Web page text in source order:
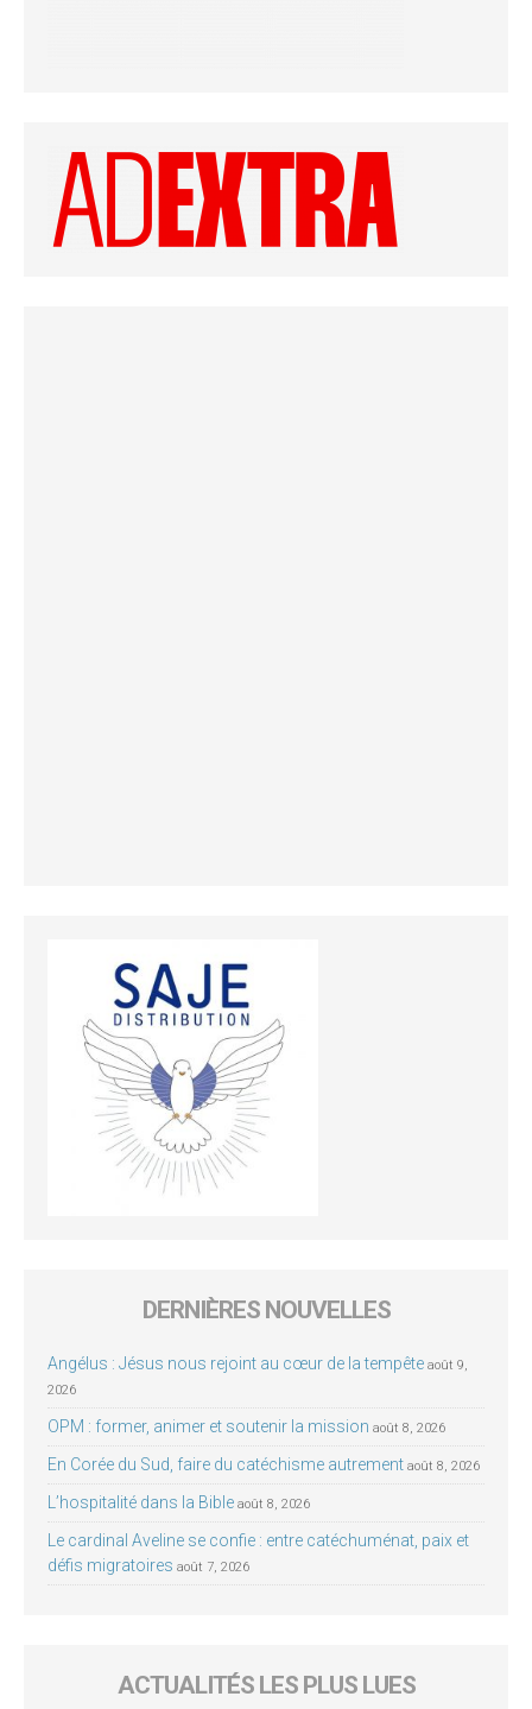
DERNIÈRES NOUVELLES
Angélus : Jésus nous rejoint au cœur de la tempête août 9,
2026
OPM : former, animer et soutenir la mission août 8, 2026
En Corée du Sud, faire du catéchisme autrement août 8, 2026
L’hospitalité dans la Bible août 8, 2026
Le cardinal Aveline se confie : entre catéchuménat, paix et
défis migratoires août 7, 2026
ACTUALITÉS LES PLUS LUES